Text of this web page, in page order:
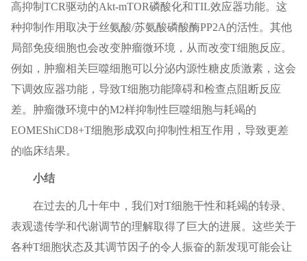
高抑制TCR驱动的Akt-mTOR磷酸化和TIL效应器功能。这
种抑制作用取决于丝氨酸/苏氨酸磷酸酶PP2A的活性。其他
局部免疫细胞也会改变肿瘤微环境，从而改变T细胞反应。
例如，肿瘤相关巨噬细胞可以分泌内源性糖皮质激素，这会
下调效应器功能，导致T细胞功能障碍和检查点阻断反应
差。肿瘤微环境中的M2样抑制性巨噬细胞与耗竭的
EOMEShiCD8+T细胞形成双向抑制性相互作用，导致更差
的临床结果。
小结
在过去的几十年中，我们对T细胞干性和耗竭的转录、
表观遗传学和代谢调节的理解取得了巨大的进展。这些关于
各种T细胞状态及其调节因子的令人振奋的新发现可能会让